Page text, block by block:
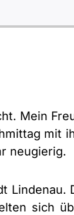
Mein
mit
neugierig.
Lindenau.
sich